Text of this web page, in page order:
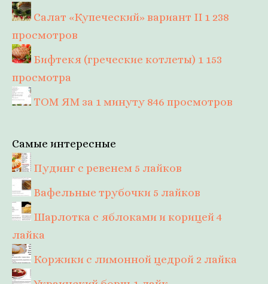
Салат «Купеческий» вариант II 1 238
просмотров
Бифтекя (греческие котлеты) 1 153
просмотра
ТОМ ЯМ за 1 минуту 846 просмотров
Самые интересные
Пудинг с ревенем 5 лайков
Вафельные трубочки 5 лайков
Шарлотка с яблоками и корицей4
лайка
Коржики с лимонной цедрой 2 лайка